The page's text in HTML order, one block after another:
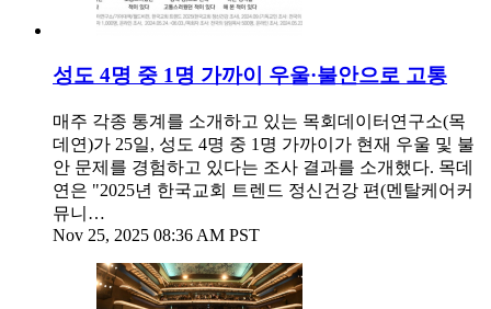
성도 4명 중 1명 가까이 우울·불안으로 고통
매주 각종 통계를 소개하고 있는 목회데이터연구소(목
데연)가 25일, 성도 4명 중 1명 가까이가 현재 우울 및 불
안 문제를 경험하고 있다는 조사 결과를 소개했다. 목데
연은 "2025년 한국교회 트렌드 정신건강 편(멘탈케어커
뮤니…
Nov 25, 2025 08:36 AM PST